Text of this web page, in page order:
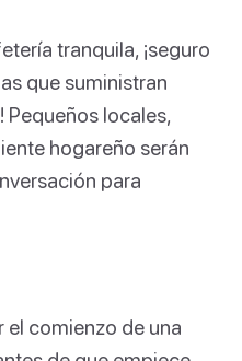
tranquila, ¡seguro
que suministran
locales,
hogareño serán
para
el comienzo de una